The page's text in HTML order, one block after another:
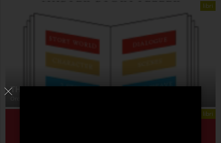
libri
THE ANATOMY OF STORY
libri